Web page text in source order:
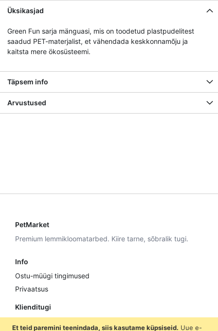
Et teid paremini teenindada, siis kasutame küpsiseid. Uue e-
Üksikasjad
Green Fun sarja mänguasi, mis on toodetud plastpudelitest
saadud PET-materjalist, et vähendada keskkonnamõju ja
kaitsta mere ökosüsteemi.
Täpsem info
Arvustused
PetMarket
Premium lemmikloomatarbed. Kiire tarne, sõbralik tugi.
Info
Ostu-müügi tingimused
Privaatsus
Klienditugi